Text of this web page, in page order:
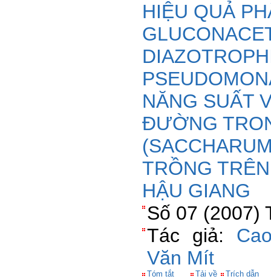
HIỆU QUẢ
NĂNG SUẤT
ĐƯỜNG
TRỒNG
HẬU GIANG
Số 07 (2007)
Tác giả:
Văn Mít
Tóm tắt Tải về Trích dẫn